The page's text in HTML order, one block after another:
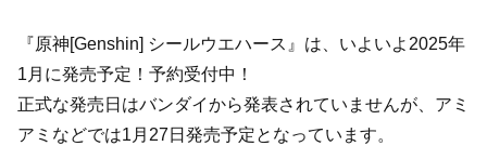
『原神[Genshin] シールウエハース』は、いよいよ2025年
1月に発売予定！予約受付中！
正式な発売日はバンダイから発表されていませんが、アミ
アミなどでは1月27日発売予定となっています。